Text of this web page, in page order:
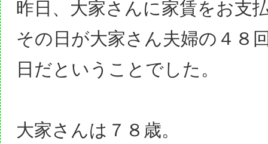
昨日、大家さんに家賃をお支
その日が大家さん夫婦の４８
日だということでした。
大家さんは７８歳。